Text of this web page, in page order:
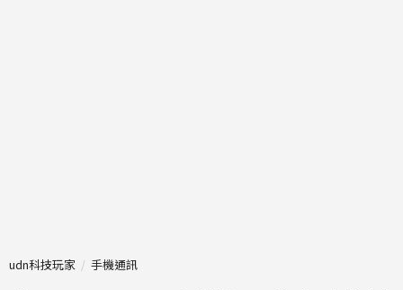
udn科技玩家 手機通訊